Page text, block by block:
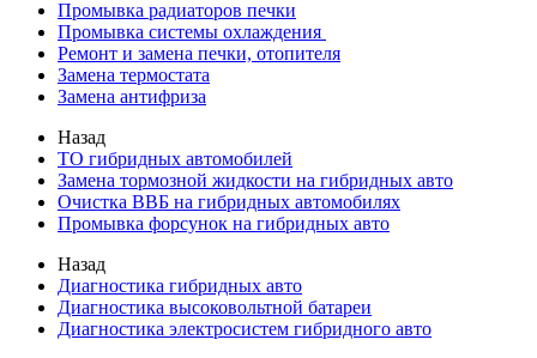
Промывка радиаторов печки
Промывка системы охлаждения
Ремонт и замена печки, отопителя
Замена термостата
Замена антифриза
Назад
ТО гибридных автомобилей
Замена тормозной жидкости на гибридных авто
Очистка ВВБ на гибридных автомобилях
Промывка форсунок на гибридных авто
Назад
Диагностика гибридных авто
Диагностика высоковольтной батареи
Диагностика электросистем гибридного авто